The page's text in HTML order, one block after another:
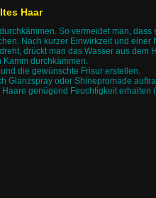
Haar
So vermeidet man,
Nach kurzer Einwirkzeit und
drückt man das Wasser aus dem
Kamm durchkämmen.
die gewünschte Frisur erstellen.
Glanzspray oder Shinepromade
genügend Feuchtigkeit erhalten